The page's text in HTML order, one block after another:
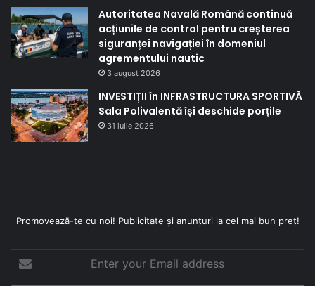
Autoritatea Navală Română continuă
acțiunile de control pentru creșterea
siguranței navigației în domeniul
agrementului nautic
3 august 2026
INVESTIȚII în INFRASTRUCTURA SPORTIVĂ
Sala Polivalentă își deschide porțile
31 iulie 2026
Promovează-te cu noi! Publicitate și anunțuri la cel mai bun preț!
your